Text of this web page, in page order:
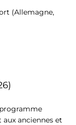
(Allemagne,
anciennes et